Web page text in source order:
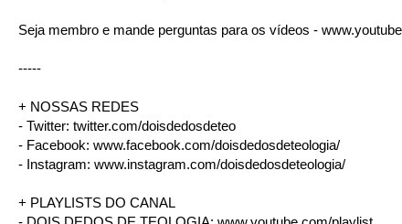
Seja membro e mande perguntas para os vídeos -
-----
+ NOSSAS REDES
- Twitter: twitter.com/doisdedosdeteo
- Facebook: www.facebook.com/doisdedosdeteologia/
- Instagram: www.instagram.com/doisdedosdeteologia/
+ PLAYLISTS DO CANAL